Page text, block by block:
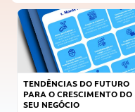
TENDÊNCIAS DO FUTURO
PARA O CRESCIMENTO DO
SEU NEGÓCIO